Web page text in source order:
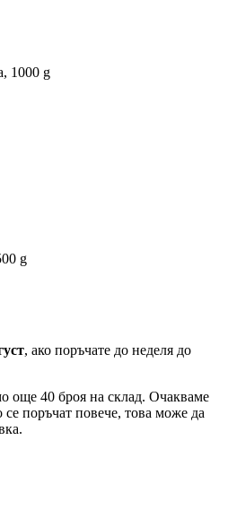
1000 g
g
, ако поръчате до неделя до
още 40 броя на склад. Очакваме
поръчат повече, това може да